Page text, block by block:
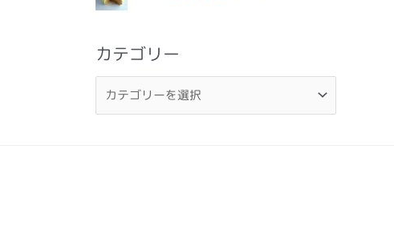
カテゴリー